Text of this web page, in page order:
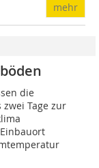
mehr
die
Tage zur